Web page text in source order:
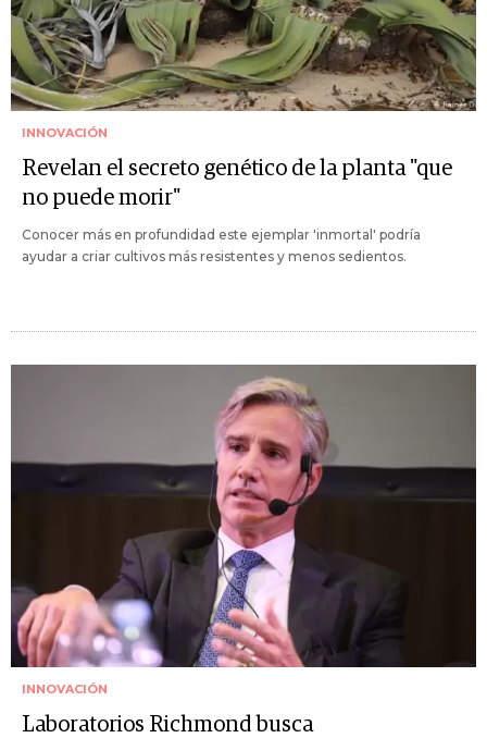
INNOVACIÓN
Revelan el secreto genético de la planta "que
no puede morir"
Conocer más en profundidad este ejemplar 'inmortal' podría
ayudar a criar cultivos más resistentes y menos sedientos.
INNOVACIÓN
Laboratorios Richmond busca